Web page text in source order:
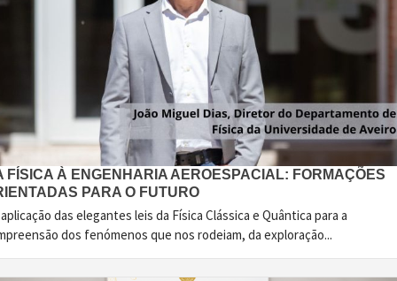
FÍSICA À ENGENHARIA AEROESPACIAL: FORMAÇÕES
PARA O FUTURO
das elegantes leis da Física Clássica e Quântica para a
dos fenómenos que nos rodeiam, da exploração...